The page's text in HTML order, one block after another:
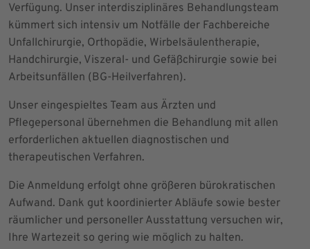
Verfügung. Unser interdisziplinäres Behandlungsteam
kümmert sich intensiv um Notfälle der Fachbereiche
Unfallchirurgie, Orthopädie, Wirbelsäulentherapie,
Handchirurgie, Viszeral- und Gefäßchirurgie sowie bei
Arbeitsunfällen (BG-Heilverfahren).
Unser eingespieltes Team aus Ärzten und
Pflegepersonal übernehmen die Behandlung mit allen
erforderlichen aktuellen diagnostischen und
therapeutischen Verfahren.
Die Anmeldung erfolgt ohne größeren bürokratischen
Aufwand. Dank gut koordinierter Abläufe sowie bester
räumlicher und personeller Ausstattung versuchen wir,
Ihre Wartezeit so gering wie möglich zu halten.